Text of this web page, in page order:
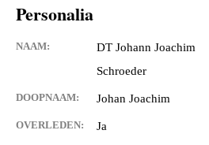
Personalia
NAAM:
DT Johann Joachim
Schroeder
DOOPNAAM: Johan Joachim
OVERLEDEN: Ja